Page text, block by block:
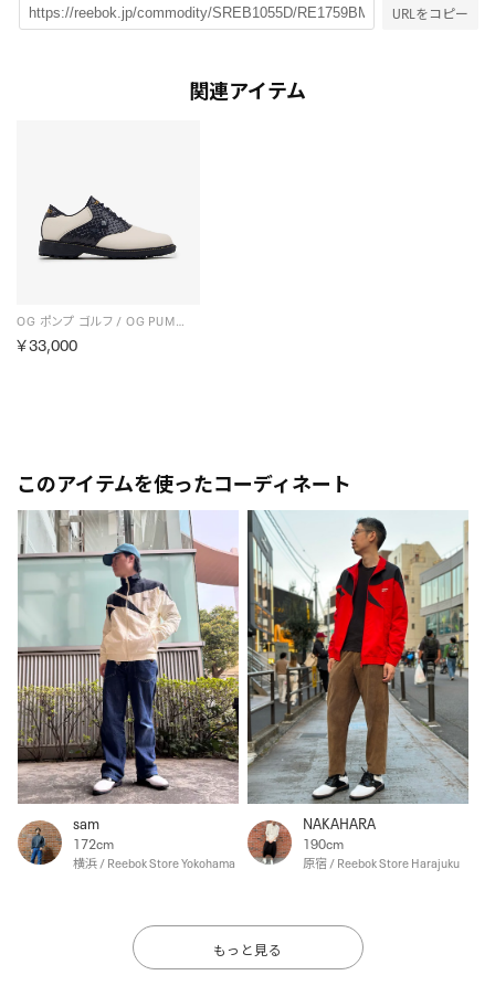
URLをコピー
関連アイテム
OG ポンプ ゴルフ / OG PUMP GOLF （ネイビー）
￥33,000
このアイテムを使ったコーディネート
sam
172cm
横浜 / Reebok Store Yokohama
NAKAHARA
190cm
原宿 / Reebok Store Harajuku
もっと見る